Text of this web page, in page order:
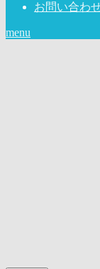
お問い合わ
menu